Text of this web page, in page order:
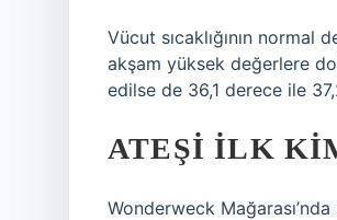
Vücut sıcaklığının
akşam yüksek değerlere
edilse de 36,1 derece ile
ATEŞI ILK
Wonderweck